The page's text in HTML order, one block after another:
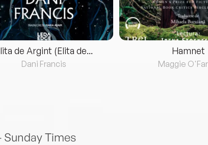
de Argint (Elita de...
Dani Francis
Hamnet
Maggie
Times